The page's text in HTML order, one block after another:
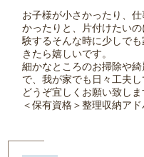
お子様が小さかったり、
かったりと、片付けたい
験するそんな時に少しで
きたら嬉しいです。
細かなところのお掃除や
で、我が家でも日々工夫
どうぞ宜しくお願い致しま
＜保有資格＞整理収納ア